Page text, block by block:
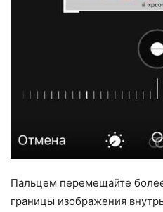
Пальцем перемещайте
границы изображения